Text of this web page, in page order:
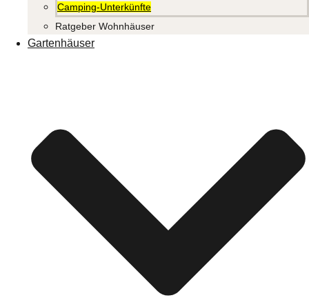
Camping-Unterkünfte
Ratgeber Wohnhäuser
Gartenhäuser